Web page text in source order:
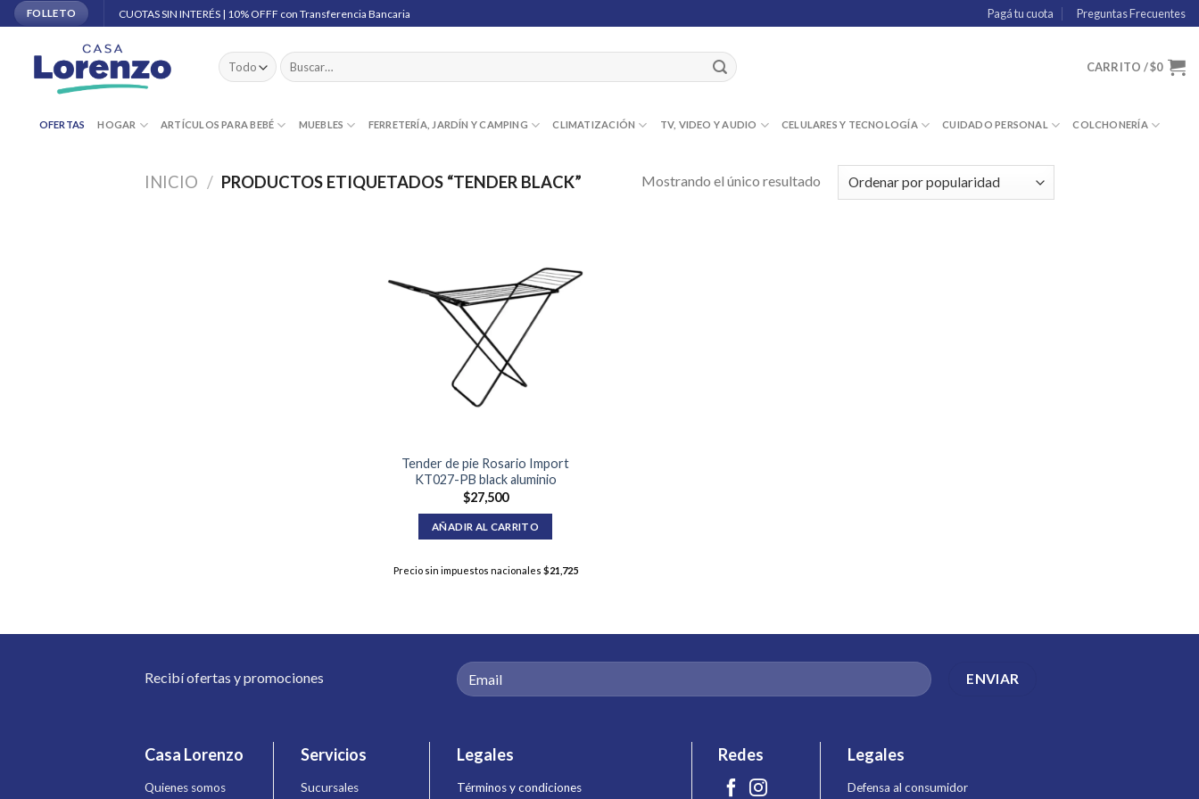
Skip
to
content
FOLLETO CUOTAS SIN INTERÉS | 10% OFFF con Transferencia Bancaria Pagá tu cuota Preguntas Frecuentes
Buscar
por:
CARRITO /$0
OFERTAS HOGAR ARTÍCULOS PARA BEBÉ MUEBLES FERRETERÍA, JARDÍN Y CAMPING CLIMATIZACIÓN TV, VIDEO Y AUDIO CELULARES Y TECNOLOGÍA CUIDADO PERSONAL COLCHONERÍA
INICIO / PRODUCTOS ETIQUETADOS “TENDER BLACK” Mostrando el único resultado
Tender de pie Rosario Import
KT027-PB black aluminio
$27,500
AÑADIR AL CARRITO
Precio sin impuestos nacionales $21,725
Recibí ofertas y promociones
Casa Lorenzo
Quienes somos
Servicios
Sucursales
Legales
Términos y condiciones
Redes Legales
Defensa al consumidor